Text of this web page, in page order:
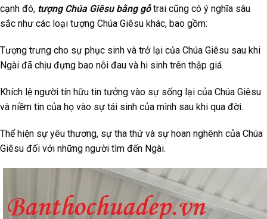
cạnh đó, tượng Chúa Giêsu bằng gỗtrai cũng có ý nghĩa sâu
sắc như các loại tượng Chúa Giêsu khác, bao gồm:
Tượng trưng cho sự phục sinh và trở lại của Chúa Giêsu sau khi
Ngài đã chịu đựng bao nỗi đau và hi sinh trên thập giá.
Khích lệ người tín hữu tin tưởng vào sự sống lại của Chúa Giêsu
và niềm tin của họ vào sự tái sinh của mình sau khi qua đời.
Thể hiện sự yêu thương, sự tha thứ và sự hoan nghênh của Chúa
Giêsu đối với những người tìm đến Ngài.